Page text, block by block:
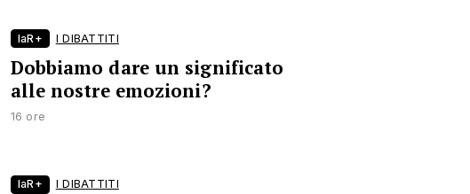
laR+ I DIBATTITI
Dobbiamo dare un significato
alle nostre emozioni?
16 ore
laR+ I DIBATTITI